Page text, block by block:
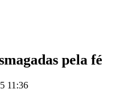
pela fé
11:36